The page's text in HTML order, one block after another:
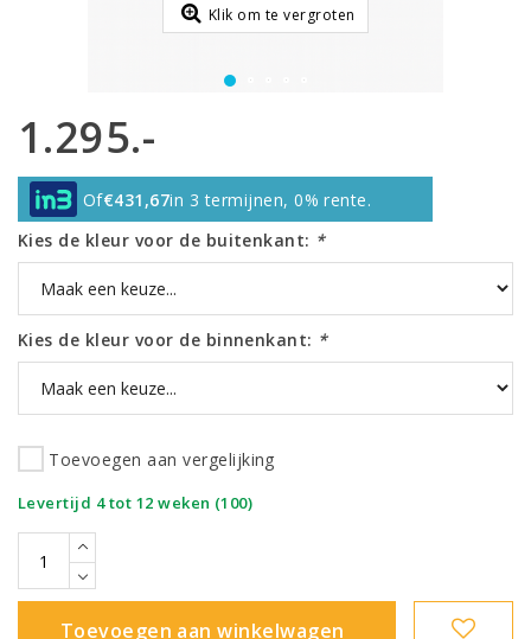
Klik om te vergroten
1.295.-
Of€431,67in 3 termijnen, 0% rente.
Kies de kleur voor de buitenkant: *
Kies de kleur voor de binnenkant: *
Toevoegen aan vergelijking
Levertijd 4 tot 12 weken (100)
Toevoegen aan winkelwagen